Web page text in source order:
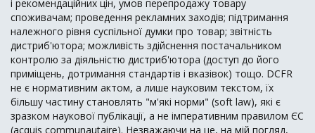
і рекомендаційних цін, умов перепродажу товару
споживачам; проведення рекламних заходів; підтримання
належного рівня суспільної думки про товар; звітність
дистриб'ютора; можливість здійснення постачальником
контролю за діяльністю дистриб'ютора (доступ до його
приміщень, дотримання стандартів і вказівок) тощо. DCFR
не є нормативним актом, а лише науковим текстом, їх
більшу частину становлять "м'які норми" (soft law), які є
зразком наукової публікації, а не імперативним правилом ЄС
(acquis communautaire). Незважаючи на це, на мій погляд,